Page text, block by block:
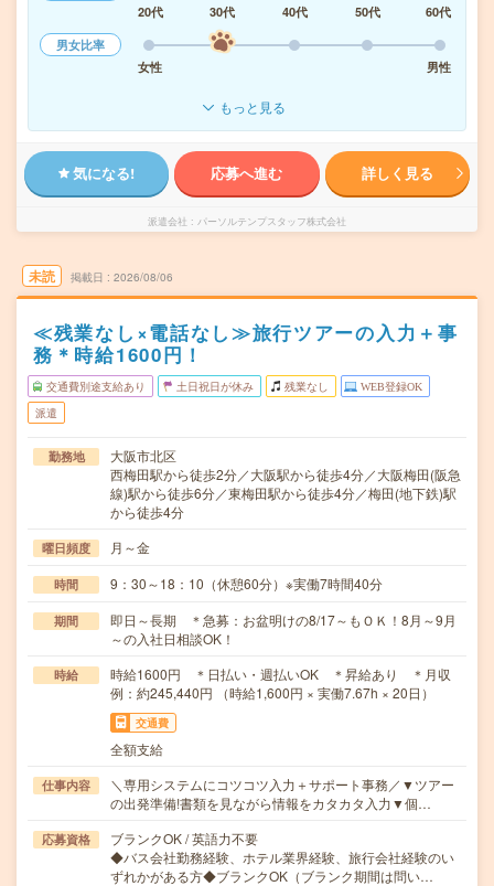
20代
30代 40代 50代
60代
男女比率
女性
男性
もっと見る
気になる! 応募へ進む 詳しく見る
派遣会社 パーソルテンプスタッフ株式会社
未読 掲載日 2026/08/06
≪残業なし×電話なし≫旅行ツアーの入力＋事
務＊時給1600円！
交通費別途支給あり 土日祝日が休み 残業なし WEB登録OK
派遣
勤務地
大阪市北区
西梅田駅から徒歩2分／大阪駅から徒歩4分／大阪梅田(阪急
線)駅から徒歩6分／東梅田駅から徒歩4分／梅田(地下鉄)駅
から徒歩4分
曜日頻度 月～金
時間 9：30～18：10（休憩60分）※実働7時間40分
期間
即日～長期 ＊急募：お盆明けの8/17～もＯＫ！8月～9月
～の入社日相談OK！
時給
時給1600円 ＊日払い・週払いOK ＊昇給あり ＊月収
例：約245,440円 （時給1,600円 × 実働7.67h × 20日）
交通費
全額支給
仕事内容
＼専用システムにコツコツ入力＋サポート事務／▼ツアー
の出発準備!書類を見ながら情報をカタカタ入力▼個…
応募資格
ブランクOK / 英語力不要
◆バス会社勤務経験、ホテル業界経験、旅行会社経験のい
ずれかがある方◆ブランクOK（ブランク期間は問い…